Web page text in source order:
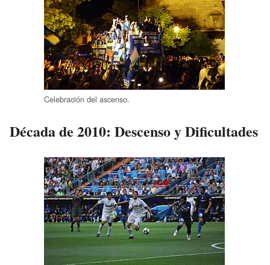
Celebración del ascenso.
Década de 2010: Descenso y Dificultades